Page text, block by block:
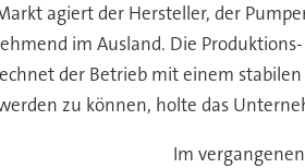
agiert der Hersteller, der
im Ausland. Die
der Betrieb mit einem
zu können, holte das
Im